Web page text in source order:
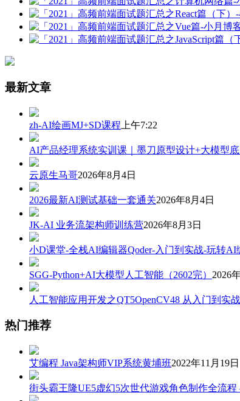
最新文章
zh-AI绘画MJ+SD课程 上午7:22
AI产品经理系统实训课｜墨刀原型设计+大模型
云原生马哥2026年8月4日
2026最新AI测试基础一套通关2026年8月4日
JK-AI 业务流架构师训练营2026年8月3日
小D课堂-全栈AI编辑器Qoder-入门到实战-玩转AI
SGG-Python+AI大模型人工智能（2602完） 2026
人工智能应用开发之QT5OpenCV48 从入门到实战
热门推荐
艾编程 Java架构师VIP系统黄埔班2022年11月19日
街头霸王隆UE5虚幻5次世代游戏角色制作全流程